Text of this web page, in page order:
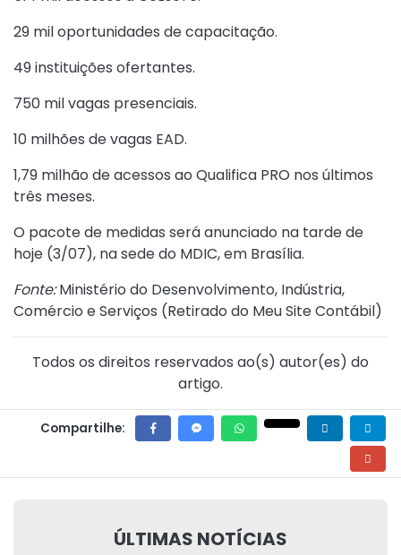
29 mil oportunidades de capacitação.
49 instituições ofertantes.
750 mil vagas presenciais.
10 milhões de vagas EAD.
1,79 milhão de acessos ao Qualifica PRO nos últimos
três meses.
O pacote de medidas será anunciado na tarde de
hoje (3/07), na sede do MDIC, em Brasília.
Fonte:Ministério do Desenvolvimento, Indústria,
Comércio e Serviços (Retirado do Meu Site Contábil)
Todos os direitos reservados ao(s) autor(es) do
artigo.
Compartilhe:
ÚLTIMAS NOTÍCIAS